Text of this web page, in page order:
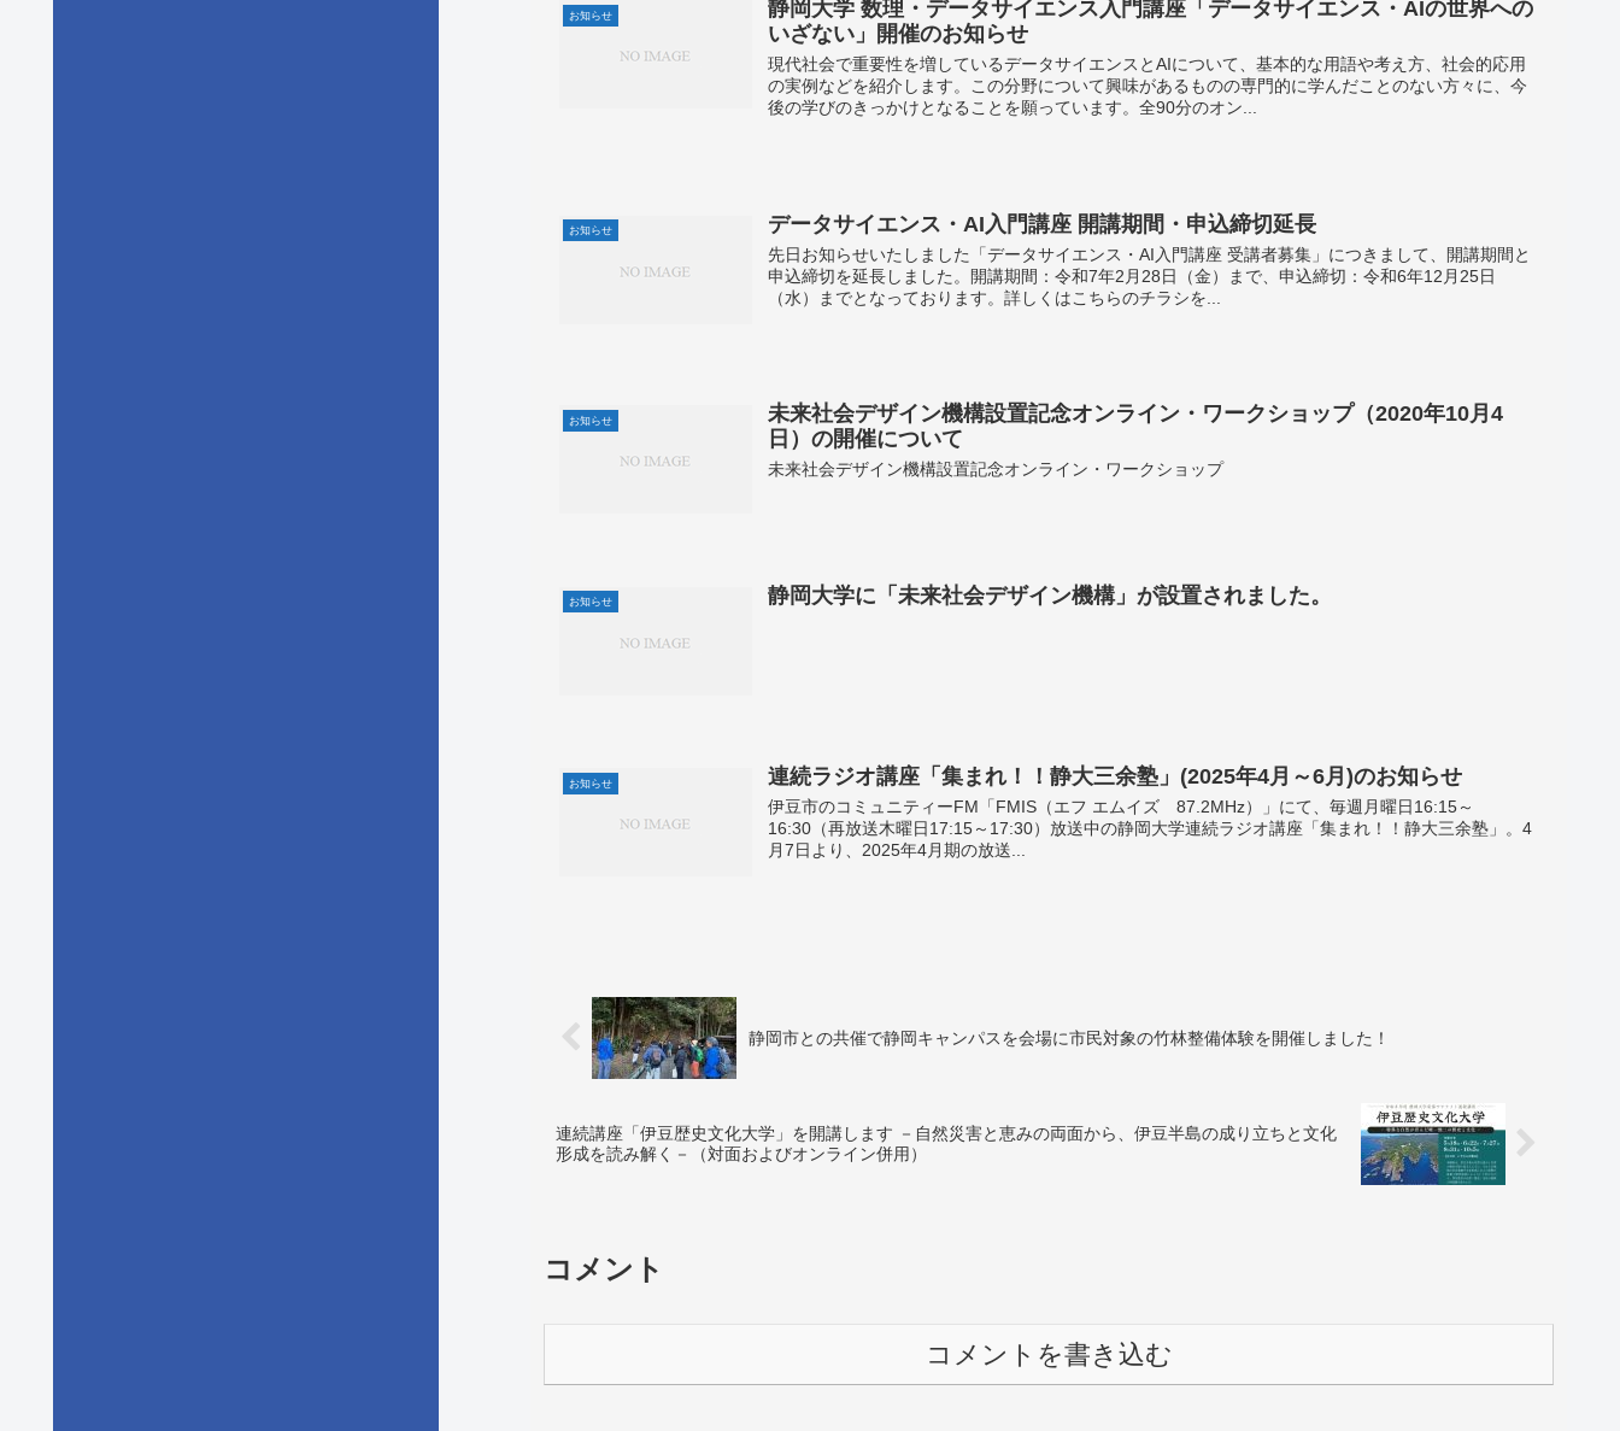
お知らせ
静岡大学 数理・データサイエンス入門講座「データサイエンス・AIの世界への
いざない」開催のお知らせ
現代社会で重要性を増しているデータサイエンスとAIについて、基本的な用語や考え方、社会的応用
の実例などを紹介します。この分野について興味があるものの専門的に学んだことのない方々に、今
後の学びのきっかけとなることを願っています。全90分のオン...
お知らせ データサイエンス・AI入門講座 開講期間・申込締切延長
先日お知らせいたしました「データサイエンス・AI入門講座 受講者募集」につきまして、開講期間と
申込締切を延長しました。開講期間：令和7年2月28日（金）まで、申込締切：令和6年12月25日
（水）までとなっております。詳しくはこちらのチラシを...
お知らせ
未来社会デザイン機構設置記念オンライン・ワークショップ（2020年10月4
日）の開催について
未来社会デザイン機構設置記念オンライン・ワークショップ
お知らせ 静岡大学に「未来社会デザイン機構」が設置されました。
お知らせ 連続ラジオ講座「集まれ！！静大三余塾」(2025年4月～6月)のお知らせ
伊豆市のコミュニティーFM「FMIS（エフ エムイズ 87.2MHz）」にて、毎週月曜日16:15～
16:30（再放送木曜日17:15～17:30）放送中の静岡大学連続ラジオ講座「集まれ！！静大三余塾」。4
月7日より、2025年4月期の放送...
静岡市との共催で静岡キャンパスを会場に市民対象の竹林整備体験を開催しました！
連続講座「伊豆歴史文化大学」を開講します －自然災害と恵みの両面から、伊豆半島の成り立ちと文化
形成を読み解く－（対面およびオンライン併用）
コメント
コメントを書き込む